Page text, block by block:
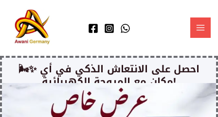
content
🌬️✨ احصل على الانتعاش الذكي في أي
مكان مع المروحة الكهربائية!